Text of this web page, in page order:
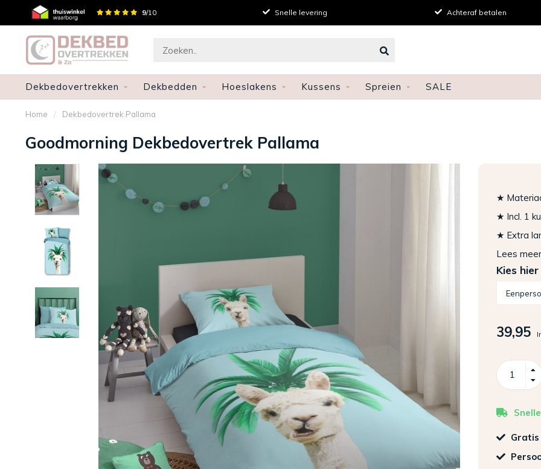
9/10
Gratis verzenden en retourneren Snelle levering Achteraf betalen
Dekbedovertrekken Dekbedden Hoeslakens Kussens Spreien SALE
Home / Dekbedovertrek Pallama
Goodmorning Dekbedovertrek Pallama
★
★ Incl. 1
★ Extra
Lees meer
Kies
39,95
Gratis